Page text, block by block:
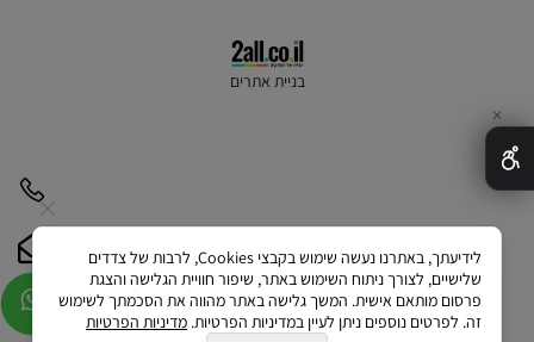
בניית אתרים
✕
לידיעתך, באתרנו נעשה שימוש בקבצי Cookies, לרבות של צדדים
שלישיים, לצורך ניתוח השימוש באתר, שיפור חוויית הגלישה והצגת
פרסום מותאם אישית. המשך גלישה באתר מהווה את הסכמתך לשימוש
זה. לפרטים נוספים ניתן לעיין במדיניות הפרטיות. מדיניות הפרטיות